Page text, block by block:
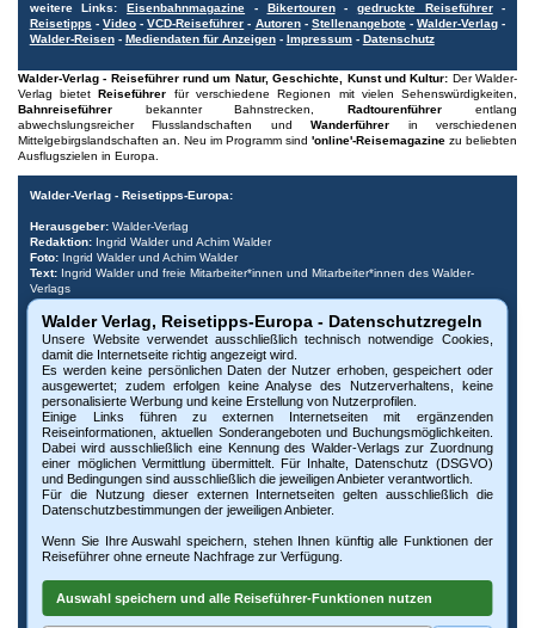
weitere Links: Eisenbahnmagazine - Bikertouren- gedruckte Reiseführer-
Reisetipps - Video -VCD-Reiseführer - Autoren- Stellenangebote-Walder-Verlag -
Walder-Reisen- Mediendaten für Anzeigen- Impressum- Datenschutz
Walder-Verlag - Reiseführer rund um Natur, Geschichte, Kunst und Kultur: Der Walder-
Verlag bietet
Reiseführer für verschiedene Regionen mit vielen Sehenswürdigkeiten,
Bahnreiseführerbekannter Bahnstrecken, Radtourenführer entlang
abwechslungsreicher Flusslandschaften undWanderführer in verschiedenen
Mittelgebirgslandschaften an. Neu im Programm sind'online'-Reisemagazine zu beliebten
Ausflugszielen in Europa.
Walder-Verlag - Reisetipps-Europa:
Herausgeber:Walder-Verlag
Redaktion: Ingrid Walder und Achim Walder
Foto: Ingrid Walder und Achim Walder
Text: Ingrid Walder und freie Mitarbeiter*innen und Mitarbeiter*innen des Walder-
Verlags
- Fotos und Texte, wenn gekennzeichnet, wurden von Tourismus-Büros
freundlicherweise bereitgestellt.
Urheberrecht:Bitte beachten Sie, dass alle Urheberrechte der Bilder und Dokumente
dieser Internetseite beim Walder-Verlag und den Fotografen liegen. Die Nutzung,
auch auszugsweise, ist nur mit vorheriger schriftlicher Genehmigung des Verlags oder
der Fotografen möglich. Die Veröffentlichung von Bildern und Texten auf nicht
autorisierten Internetseiten oder Druckerzeugnissen untersagen wir ausdrücklich. Bei
Missbrauch behalten wir uns rechtliche Schritte vor. Widerruf vorbehalten.
Impressum:© Walder-Verlag, Kreuztal,www.walder-verlag.de-e-Mail Walder-Verlag,
ImpressumundAGB ,
Diese Website verwendet technisch notwendige Cookies, damit die Internetseite
richtig angezeigt wird. Es erfolgt keine Analyse des Nutzerverhaltens, keine
Datenschutz
Anzeigenkunden, die es ermöglichen, Ihnen diesen Reiseführer mit vielen Reisetipps
und Freizeitattraktionen zur Verfügung zu stellen. Hotel- und andere Anzeigen sind
grau hinterlegt. Der Walder-Verlag haftet nicht für die dargestellten Inhalte externer
Walder Verlag, Reisetipps-Europa - Datenschutzregeln
Unsere Website verwendet ausschließlich technisch notwendige Cookies,
damit die Internetseite richtig angezeigt wird.
Es werden keine persönlichen Daten der Nutzer erhoben, gespeichert oder
ausgewertet; zudem erfolgen keine Analyse des Nutzerverhaltens, keine
personalisierte Werbung und keine Erstellung von Nutzerprofilen.
Einige Links führen zu externen Internetseiten mit ergänzenden
Reiseinformationen, aktuellen Sonderangeboten und Buchungsmöglichkeiten.
Dabei wird ausschließlich eine Kennung des Walder-Verlags zur Zuordnung
einer möglichen Vermittlung übermittelt. Für Inhalte, Datenschutz (DSGVO)
und Bedingungen sind ausschließlich die jeweiligen Anbieter verantwortlich.
Für die Nutzung dieser externen Internetseiten gelten ausschließlich die
Datenschutzbestimmungen der jeweiligen Anbieter.
Wenn Sie Ihre Auswahl speichern, stehen Ihnen künftig alle Funktionen der
Reiseführer ohne erneute Nachfrage zur Verfügung.
Auswahl speichern und alle Reiseführer-Funktionen nutzen